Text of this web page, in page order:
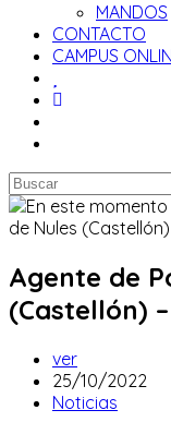
MANDOS
CONTACTO
CAMPUS
Agente de
(Castellón)
Autor
de
la
ver
Publicación
de
25/10/2022
Categoría
Noticias